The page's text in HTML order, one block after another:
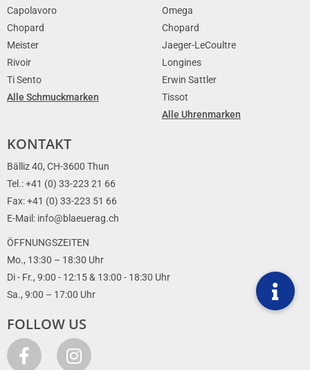
Capolavoro
Chopard
Meister
Rivoir
Ti Sento
Alle Schmuckmarken
Omega
Chopard
Jaeger-LeCoultre
Longines
Erwin Sattler
Tissot
Alle Uhrenmarken
KONTAKT
Bälliz 40, CH-3600 Thun
Tel.: +41 (0) 33-223 21 66
Fax: +41 (0) 33-223 51 66
E-Mail: info@blaeuerag.ch
ÖFFNUNGSZEITEN
Mo., 13:30 – 18:30 Uhr
Di - Fr., 9:00 - 12:15 & 13:00 - 18:30 Uhr
Sa., 9:00 – 17:00 Uhr
FOLLOW US